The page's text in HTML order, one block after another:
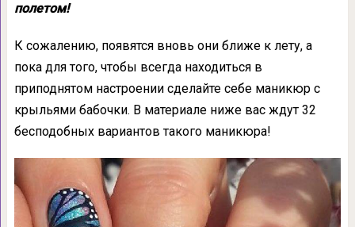
полетом!
К сожалению, появятся вновь они ближе к лету, а
пока для того, чтобы всегда находиться в
приподнятом настроении сделайте себе маникюр с
крыльями бабочки. В материале ниже вас ждут 32
бесподобных вариантов такого маникюра!